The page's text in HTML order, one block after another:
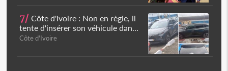
7/ Côte d'Ivoire : Non en règle, il
tente d'insérer son véhicule dan...
Côte d'Ivoire